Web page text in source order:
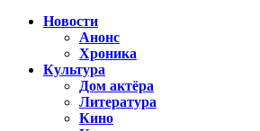
Новости
Анонс
Хроника
Культура
Дом актёра
Литература
Кино